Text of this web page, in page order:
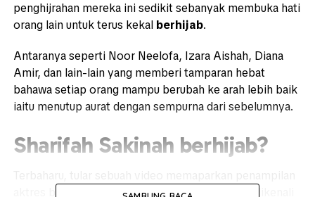
penghijrahan mereka ini sedikit sebanyak membuka hati
orang lain untuk terus kekal berhijab.
Antaranya seperti Noor Neelofa, Izara Aishah, Diana
Amir, dan lain-lain yang memberi tamparan hebat
bahawa setiap orang mampu berubah ke arah lebih baik
iaitu menutup aurat dengan sempurna dari sebelumnya.
Sharifah Sakinah berhijab?
aktres berbakat besar,Sharifah Sakinah